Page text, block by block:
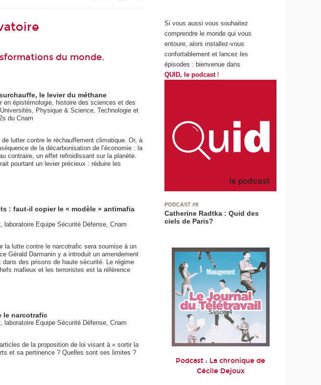
du monde.
le levier du méthane
en épistémologie, histoire des sciences et des
Physique & Science, Technologie et
du Cnam
lutter contre le réchauffement climatique. Or, à
de la décarbonisation de l’économie : la
contraire, un effet refroidissant sur la planète.
pourtant un levier précieux : réduire les
: faut-il copier le « modèle » antimafia
Equipe Sécurité Défense, Cnam
la lutte contre le narcotrafic sera soumise à un
Gérald Darmanin y a introduit un amendement
des prisons de haute sécurité. Le régime
mafieux et les terroristes est la référence
le narcotrafic
Equipe Sécurité Défense, Cnam
de la proposition de loi visant à « sortir la
et sa pertinence ? Quelles sont ses limites ?
Si vous aussi vous souhaitez
comprendre le monde qui vous
entoure, alors installez-vous
confortablement et lancez les
épisodes : bienvenue dans
QUID, le podcast!
PODCAST #9
Catherine Radtka : Quid des
ciels de Paris?
Podcast : La chronique de
Cécile Dejoux